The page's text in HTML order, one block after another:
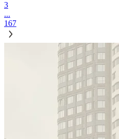
3
...
167